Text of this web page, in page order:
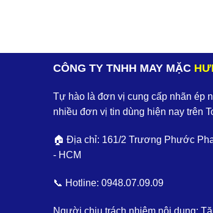
CÔNG TY TNHH MAY MẶC
Tự hào là đơn vị cung cấp nhãn ép
nhiều đơn vị tin dùng hiện nay trên
🏠 Địa chỉ: 161/2 Trương Phước
- HCM
📞 Hotline: 0948.07.09.09
Người chịu trách nhiệm nội dung: